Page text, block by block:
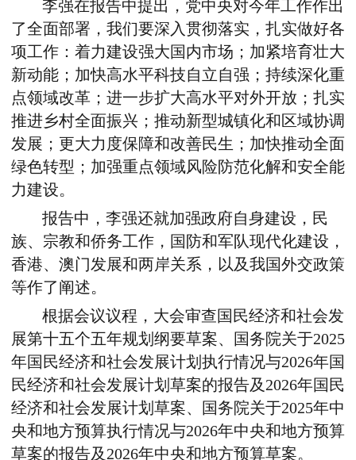
李强在报告中提出，党中央对今年工作作出
了全面部署，我们要深入贯彻落实，扎实做好各
项工作：着力建设强大国内市场；加紧培育壮大
新动能；加快高水平科技自立自强；持续深化重
点领域改革；进一步扩大高水平对外开放；扎实
推进乡村全面振兴；推动新型城镇化和区域协调
发展；更大力度保障和改善民生；加快推动全面
绿色转型；加强重点领域风险防范化解和安全能
力建设。
报告中，李强还就加强政府自身建设，民
族、宗教和侨务工作，国防和军队现代化建设，
香港、澳门发展和两岸关系，以及我国外交政策
等作了阐述。
根据会议议程，大会审查国民经济和社会发
展第十五个五年规划纲要草案、国务院关于2025
年国民经济和社会发展计划执行情况与2026年国
民经济和社会发展计划草案的报告及2026年国民
经济和社会发展计划草案、国务院关于2025年中
央和地方预算执行情况与2026年中央和地方预算
草案的报告及2026年中央和地方预算草案。